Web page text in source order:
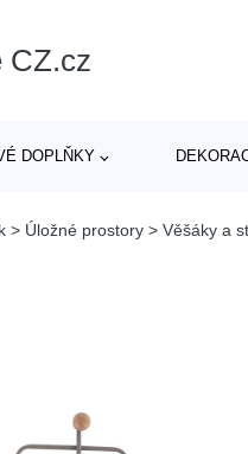
CZ.cz
DOPLŇKY
> Úložné prostory > Věšáky a